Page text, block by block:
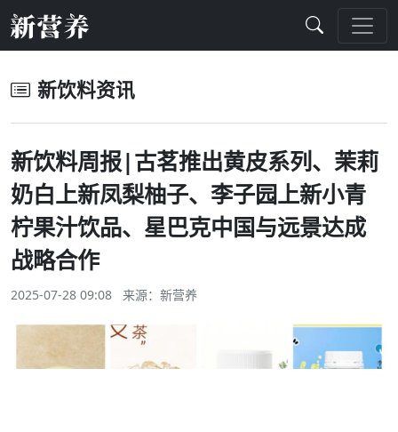
新饮料资讯
新饮料周报|古茗推出黄皮系列、茉莉
奶白上新凤梨柚子、李子园上新小青
柠果汁饮品、星巴克中国与远景达成
战略合作
2025-07-28 09:08 来源： 新营养